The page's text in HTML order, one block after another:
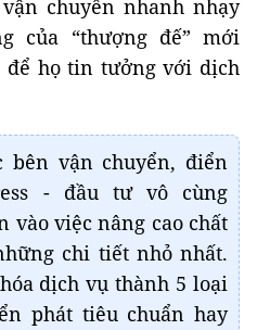
chuyển nhanh nhạy
của “thượng đế” mới
họ tin tưởng với dịch
bên vận chuyển, điển
- đầu tư vô cùng
vào việc nâng cao chất
chi tiết nhỏ nhất.
dịch vụ thành 5 loại
phát tiêu chuẩn hay